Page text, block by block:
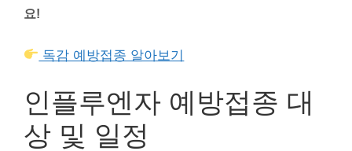
요!
독감 예방접종 알아보기
인플루엔자 예방접종 대
상 및 일정